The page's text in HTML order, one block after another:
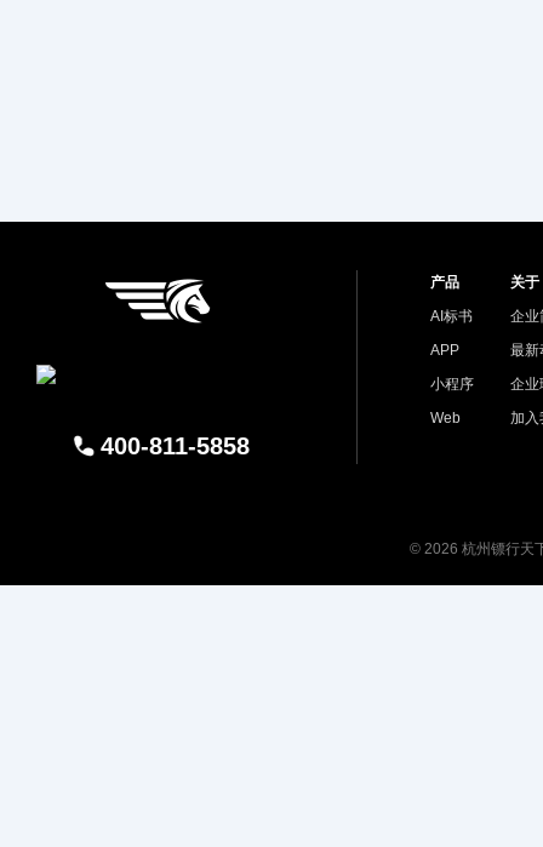
400-811-5858
产品
AI标书
APP
小程序
Web
关于
企业
最新
企业
加入
© 2026 杭州镖行天